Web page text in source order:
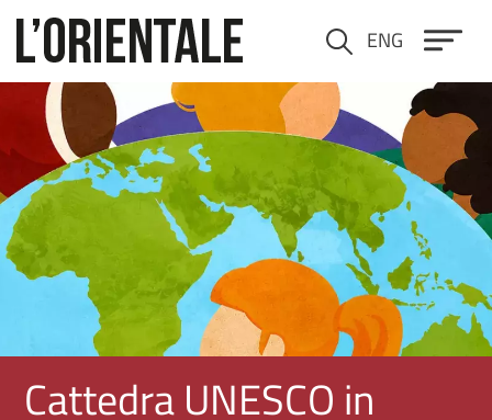
Cerca ENG
Immagine
Cattedra UNESCO in